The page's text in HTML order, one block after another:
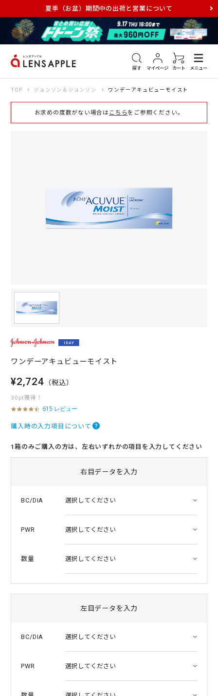
夏季（お盆）期間中の出荷と営業について
探す マイページ カート メニュー
アキュビュー メダリスト メガネ
TOP ジョンソン＆ジョンソン ワンデーアキュビューモイスト
お求めの度数がない場合は こちら をご参照ください。
ワンデーアキュビューモイスト
¥2,724 （税込）
30pt獲得！
4
7
t
a
r
n
615 レビュー
購入時の入力項目について
1箱のみご購入の方は、左右いずれかの項目を入力してください
右目データを入力
BC/DIA
PWR
数量
左目データを入力
BC/DIA
PWR